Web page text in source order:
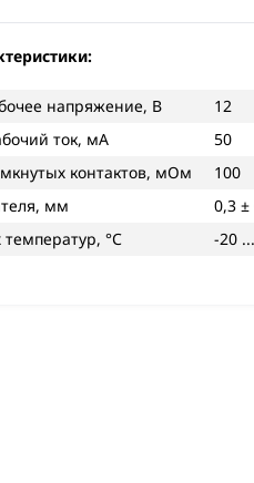
напряжение, В
12
ток, мА
50
контактов, мОм
100
мм
0,3 ±
°С
-20